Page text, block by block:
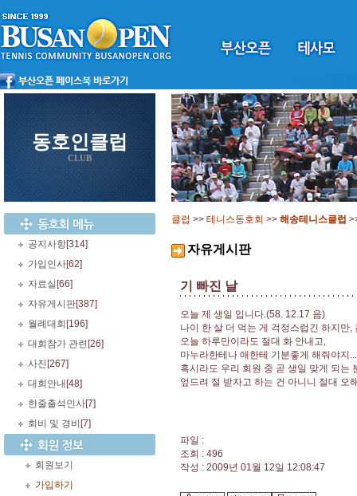
동호인클럽
CLUB
공지사항[314]
가입인사[62]
자료실 [66]
자유게시판[387]
월례대회 [196]
대회참가 관련 [26]
사진 [267]
대회안내 [48]
한줄출석인사[7]
회비 및 경비 [7]
회원보기
가입하기
클럽 >> 테니스동호회 >> 해송테니스클럽
자유게시판
기 빠진 날
오늘 제 생일 입니다.(58. 12.17 음)
나이 한 살 더 먹는 게 걱정스럽긴 하지만
오늘 하루만이라도 절대 화 안내고,
마누라한테나 애한테 기분좋게 해줘야지
혹시라도 우리 회원 중 곧 생일 맞게 되는
엎드려 절 받자고 하는 건 아니니 절대 오
파일 :
조회 : 496
작성 : 2009년 01월 12일 12:08:47